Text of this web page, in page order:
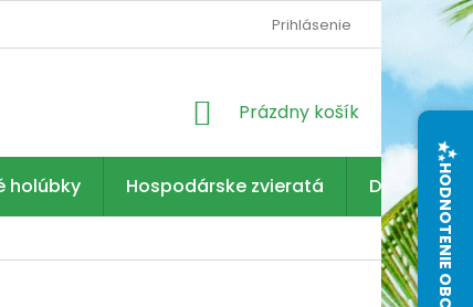
Prihlásenie
NÁKUPNÝ
Prázdny košík
holúbky Hospodárske zvieratá Dezinfekcia
HODNOTENIE OBCHODU